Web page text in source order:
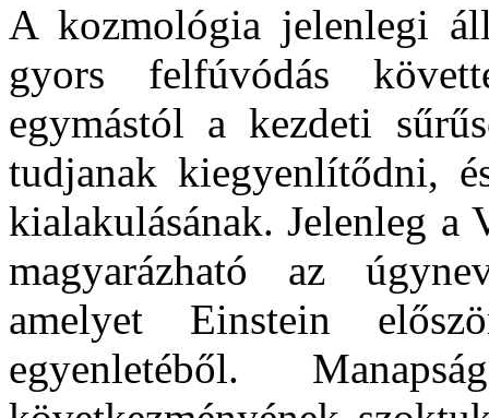
A kozmológia jelenlegi
gyors felfúvódás
egymástól a kezdeti
tudjanak kiegyenlítődni,
kialakulásának. Jelenleg a
magyarázható az
amelyet Einstein
egyenletéből.